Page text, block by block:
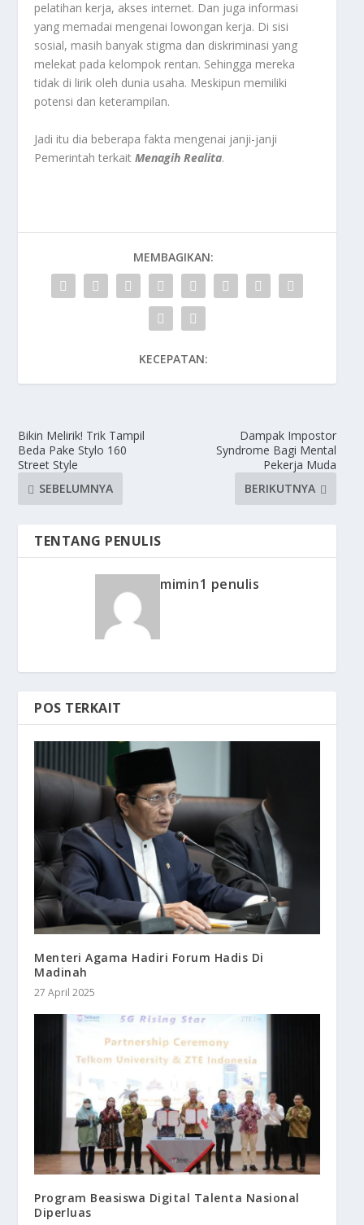
pelatihan kerja, akses internet. Dan juga informasi
yang memadai mengenai lowongan kerja. Di sisi
sosial, masih banyak stigma dan diskriminasi yang
melekat pada kelompok rentan. Sehingga mereka
tidak di lirik oleh dunia usaha. Meskipun memiliki
potensi dan keterampilan.
Jadi itu dia beberapa fakta mengenai janji-janji
Pemerintah terkaitMenagih Realita.
MEMBAGIKAN:
KECEPATAN:
Bikin Melirik! Trik Tampil
Beda Pake Stylo 160
Street Style
SEBELUMNYA
Dampak Impostor
Syndrome Bagi Mental
Pekerja Muda
BERIKUTNYA
TENTANG PENULIS
mimin1 penulis
POS TERKAIT
Menteri Agama Hadiri Forum Hadis Di
Madinah
27 April 2025
Program Beasiswa Digital Talenta Nasional
Diperluas